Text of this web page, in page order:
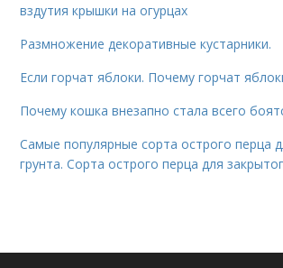
вздутия крышки на огурцах
Размножение декоративные кустарники.
Если горчат яблоки. Почему горчат
Почему кошка внезапно стала всего
Самые популярные сорта острого перца
грунта. Сорта острого перца для